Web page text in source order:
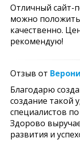
Отличный сайт-
можно
качественно.
рекомендую!
Отзыв от
Благодарю
создание такой
специалистов
Здорово
развития и